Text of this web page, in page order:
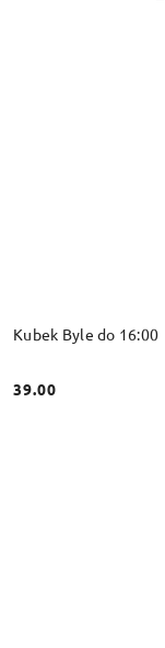
Kubek Byle do 16:00
Cena:
39.00